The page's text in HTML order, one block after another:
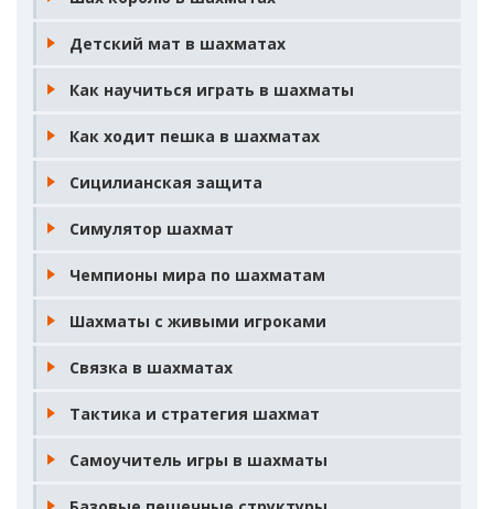
Детский мат в шахматах
Как научиться играть в шахматы
Как ходит пешка в шахматах
Сицилианская защита
Симулятор шахмат
Чемпионы мира по шахматам
Шахматы с живыми игроками
Связка в шахматах
Тактика и стратегия шахмат
Самоучитель игры в шахматы